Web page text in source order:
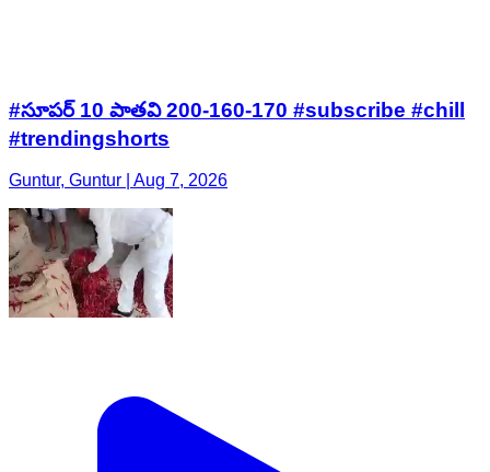
#సూపర్ 10 పాతవి 200-160-170 #subscribe #chill
#trendingshorts
Guntur, Guntur | Aug 7, 2026